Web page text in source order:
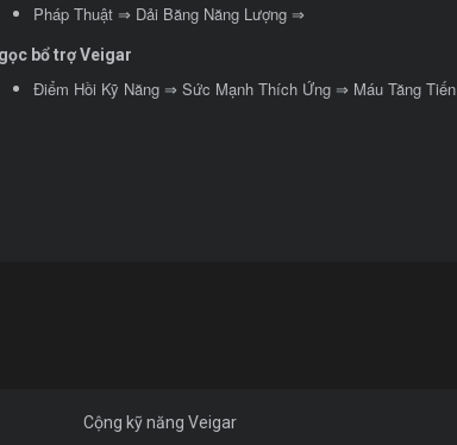
Pháp Thuật ⇒ Dải Băng Năng Lượng ⇒
bổ trợ Veigar
Điểm Hồi Kỹ Năng ⇒ Sức Mạnh Thích Ứng ⇒ Máu Tăng Tiến
Cộng kỹ năng Veigar